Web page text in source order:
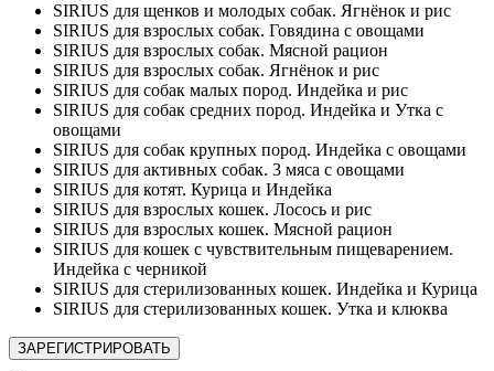
SIRIUS для щенков и молодых собак. Ягнёнок и рис
SIRIUS для взрослых собак. Говядина с овощами
SIRIUS для взрослых собак. Мясной рацион
SIRIUS для взрослых собак. Ягнёнок и рис
SIRIUS для собак малых пород. Индейка и рис
SIRIUS для собак средних пород. Индейка и Утка с
овощами
SIRIUS для собак крупных пород. Индейка с овощами
SIRIUS для активных собак. 3 мяса с овощами
SIRIUS для котят. Курица и Индейка
SIRIUS для взрослых кошек. Лосось и рис
SIRIUS для взрослых кошек. Мясной рацион
SIRIUS для кошек с чувствительным пищеварением.
Индейка с черникой
SIRIUS для стерилизованных кошек. Индейка и Курица
SIRIUS для стерилизованных кошек. Утка и клюква